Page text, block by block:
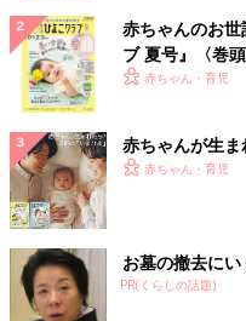
１人目の時も体重管理には
２人目のこの「食べ残し」
捨てるのは勿体無いから仕方
と言う素晴らしい言い訳が付
、、と言うことで、２人目
赤ちゃんのお
ブ 夏号』〈巻
く！ おっぱい
赤ちゃん・育児
赤ちゃんが生ま
赤ちゃん・育児
お墓の撤去に
PR(くらしの話題)